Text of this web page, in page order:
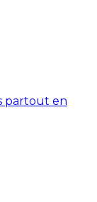
partout en